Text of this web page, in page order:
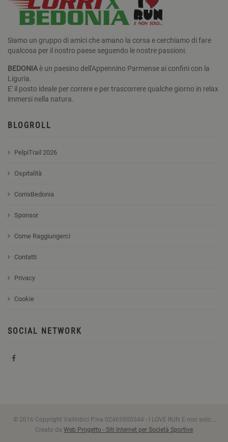
Siamo un gruppo di amici che amano la corsa e cerchiamo di fare
qualcosa per il nostro paese seguendo le nostre passioni.
BEDONIA è un paesino dell'Appennino Parmense ai confini con la
Liguria.
E' il posto ideale per correre e per trascorrere qualche giorno in relax
immersi nella natura.
BLOGROLL
PelpiTrail 2026
Ospitalità
CorrixBedonia
Sponsor
Come Raggiungerci
Contatti
Privacy
Cookie
SOCIAL NETWORK
© 2016 Copyright Vallinbici P.Iva 02465900344 - I LOVE RUN E non solo...
Creato da Web Progetto - Siti Internet per Società Sportive